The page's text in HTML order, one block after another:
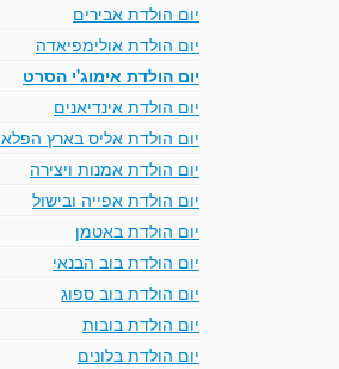
יום הולדת אבירים
יום הולדת אולימפיאדה
יום הולדת אימוג'י הסרט
יום הולדת אינדיאנים
יום הולדת אליס בארץ
יום הולדת אמנות ויצירה
יום הולדת אפייה ובישול
יום הולדת באטמן
יום הולדת בוב הבנאי
יום הולדת בוב ספוג
יום הולדת בובות
יום הולדת בלונים